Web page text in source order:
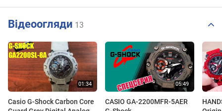
Відеоогляди 13
Casio G-Shock Carbon Core
CASIO GA-2200MFR-5AER